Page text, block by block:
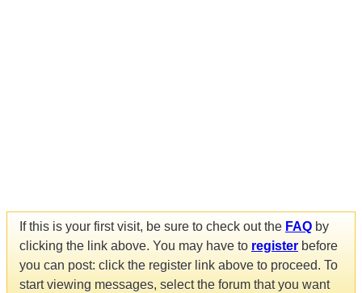
If this is your first visit, be sure to check out the FAQ by
clicking the link above. You may have to register before
you can post: click the register link above to proceed. To
start viewing messages, select the forum that you want